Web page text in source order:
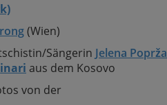
(Wien)
Sängerin Jelena
aus dem Kosovo
von der